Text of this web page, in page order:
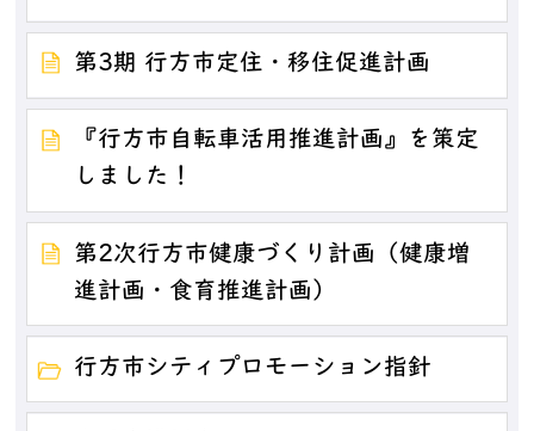
第3期 行方市定住・移住促進計画
『行方市自転車活用推進計画』を策定
しました！
第2次行方市健康づくり計画（健康増
進計画・食育推進計画）
行方市シティプロモーション指針